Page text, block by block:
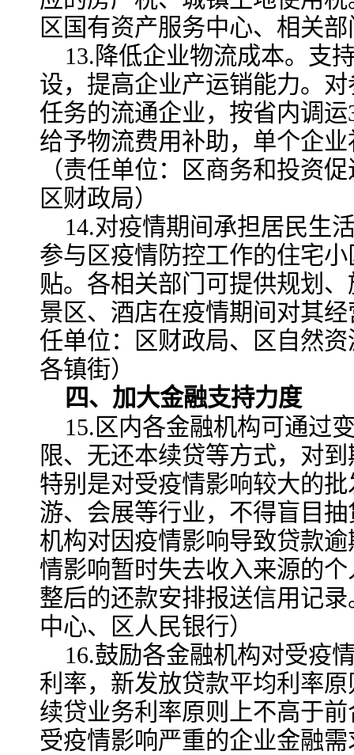
区国有资产服务中心、相关
13.降低企业物流成本。支
设，提高企业产运销能力。
任务的流通企业，按省内调
给予物流费用补助，单个企
（责任单位：区商务和投资
区财政局）
14.对疫情期间承担居民生
参与区疫情防控工作的住宅
贴。各相关部门可提供规划
景区、酒店在疫情期间对其
任单位：区财政局、区自然
各镇街）
四、加大金融支持力度
15.区内各金融机构可通过
限、无还本续贷等方式，对
特别是对受疫情影响较大的
游、会展等行业，不得盲目
机构对因疫情影响导致贷款
情影响暂时失去收入来源的
整后的还款安排报送信用记
中心、区人民银行）
16.鼓励各金融机构对受疫
利率，新发放贷款平均利率
续贷业务利率原则上不高于
受疫情影响严重的企业金融